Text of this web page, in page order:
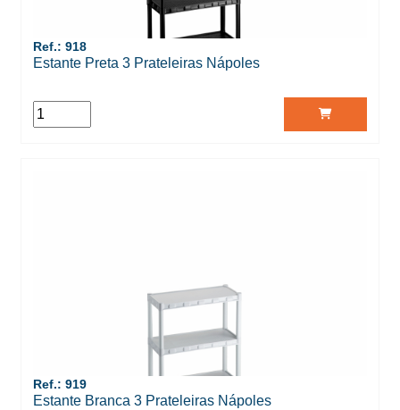
Ref.: 918
Estante Preta 3 Prateleiras Nápoles
Ref.: 919
Estante Branca 3 Prateleiras Nápoles